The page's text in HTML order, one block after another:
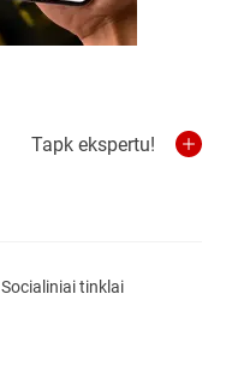
Tapk ekspertu!
Socialiniai tinklai